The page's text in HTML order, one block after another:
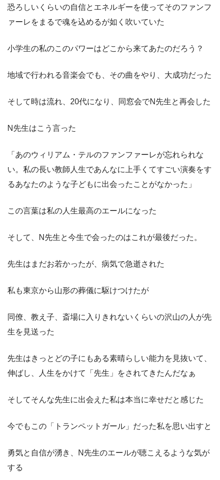
恐ろしいくらいの自信とエネルギーを使ってそのファンフ
ァーレをまるで魂を込めるが如く吹いていた
小学生の私のこのパワーはどこから来てあたのだろう？
地域で行われる音楽会でも、その曲をやり、大成功だった
そして時は流れ、20代になり、同窓会でN先生と再会した
N先生はこう言った
「あのウィリアム・テルのファンファーレが忘れられな
い。私の長い教師人生であんなに上手くてすごい演奏をす
るあなたのような子どもに出会ったことがなかった」
この言葉は私の人生最高のエールになった
そして、N先生と今生で会ったのはこれが最後だった。
先生はまだお若かったが、病気で急逝された
私も東京から山形の葬儀に駆けつけたが
同僚、教え子、斎場に入りきれないくらいの沢山の人が先
生を見送った
先生はきっとどの子にもある素晴らしい能力を見抜いて、
伸ばし、人生をかけて「先生」をされてきたんだなぁ
そしてそんな先生に出会えた私は本当に幸せだと感じた
今でもこの「トランペットガール」だった私を思い出すと
勇気と自信が湧き、N先生のエールが聴こえるような気が
する